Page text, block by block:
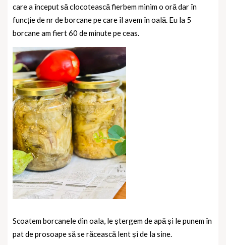
care a început să clocotească fierbem minim o oră dar în
funcție de nr de borcane pe care îl avem în oală. Eu la 5
borcane am fiert 60 de minute pe ceas.
Scoatem borcanele din oala, le ștergem de apă și le punem în
pat de prosoape să se răcească lent și de la sine.